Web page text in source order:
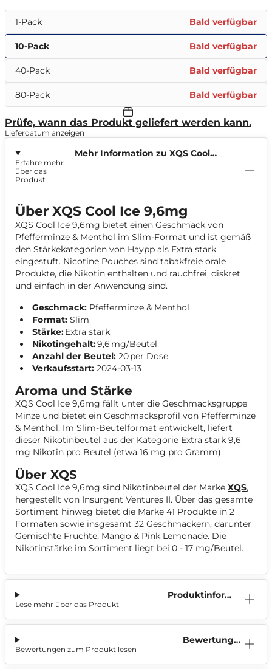
1-Pack Bald verfügbar
10-Pack Bald verfügbar
40-Pack Bald verfügbar
80-Pack Bald verfügbar
Prüfe, wann das Produkt geliefert werden kann.
Lieferdatum anzeigen
Mehr Information zu XQS Cool
Erfahre mehr
über das
Produkt
Über XQS Cool Ice 9,6mg
XQS Cool Ice 9,6mg bietet einen Geschmack von
Pfefferminze & Menthol im Slim-Format und ist gemäß
den Stärkekategorien von Haypp als Extra stark
eingestuft. Nicotine Pouches sind tabakfreie orale
Produkte, die Nikotin enthalten und rauchfrei, diskret
und einfach in der Anwendung sind.
Geschmack: Pfefferminze & Menthol
Format: Slim
Stärke:Extra stark
Nikotingehalt:9,6 mg/Beutel
Anzahl der Beutel: 20 per Dose
Verkaufsstart: 2024-03-13
Aroma und Stärke
XQS Cool Ice 9,6mg fällt unter die Geschmacksgruppe
Minze und bietet ein Geschmacksprofil von Pfefferminze
& Menthol. Im Slim-Beutelformat entwickelt, liefert
dieser Nikotinbeutel aus der Kategorie Extra stark 9,6
mg Nikotin pro Beutel (etwa 16 mg pro Gramm).
Über XQS
XQS Cool Ice 9,6mg sind Nikotinbeutel der Marke XQS,
hergestellt von Insurgent Ventures II. Über das gesamte
Sortiment hinweg bietet die Marke 41 Produkte in 2
Formaten sowie insgesamt 32 Geschmäckern, darunter
Gemischte Früchte, Mango & Pink Lemonade. Die
Nikotinstärke im Sortiment liegt bei 0 - 17 mg/Beutel.
Produktinform
Lese mehr über das Produkt
Bewertunge
Bewertungen zum Produkt lesen